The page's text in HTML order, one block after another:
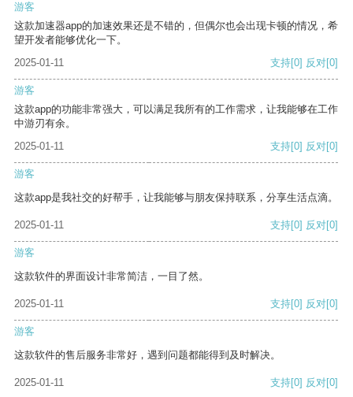
游客
这款加速器app的加速效果还是不错的，但偶尔也会出现卡顿的情况，希
望开发者能够优化一下。
2025-01-11
支持[0] 反对[0]
游客
这款app的功能非常强大，可以满足我所有的工作需求，让我能够在工作
中游刃有余。
2025-01-11
支持[0] 反对[0]
游客
这款app是我社交的好帮手，让我能够与朋友保持联系，分享生活点滴。
2025-01-11 支持[0] 反对[0]
游客
这款软件的界面设计非常简洁，一目了然。
2025-01-11 支持[0] 反对[0]
游客
这款软件的售后服务非常好，遇到问题都能得到及时解决。
2025-01-11 支持[0] 反对[0]